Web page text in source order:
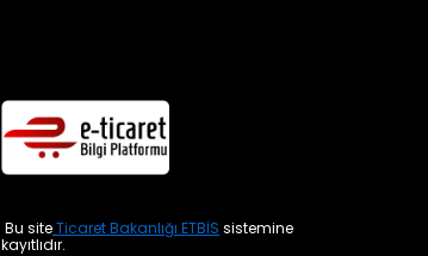
Bu siteTicaret Bakanlığı ETBİS sistemine
kayıtlıdır.